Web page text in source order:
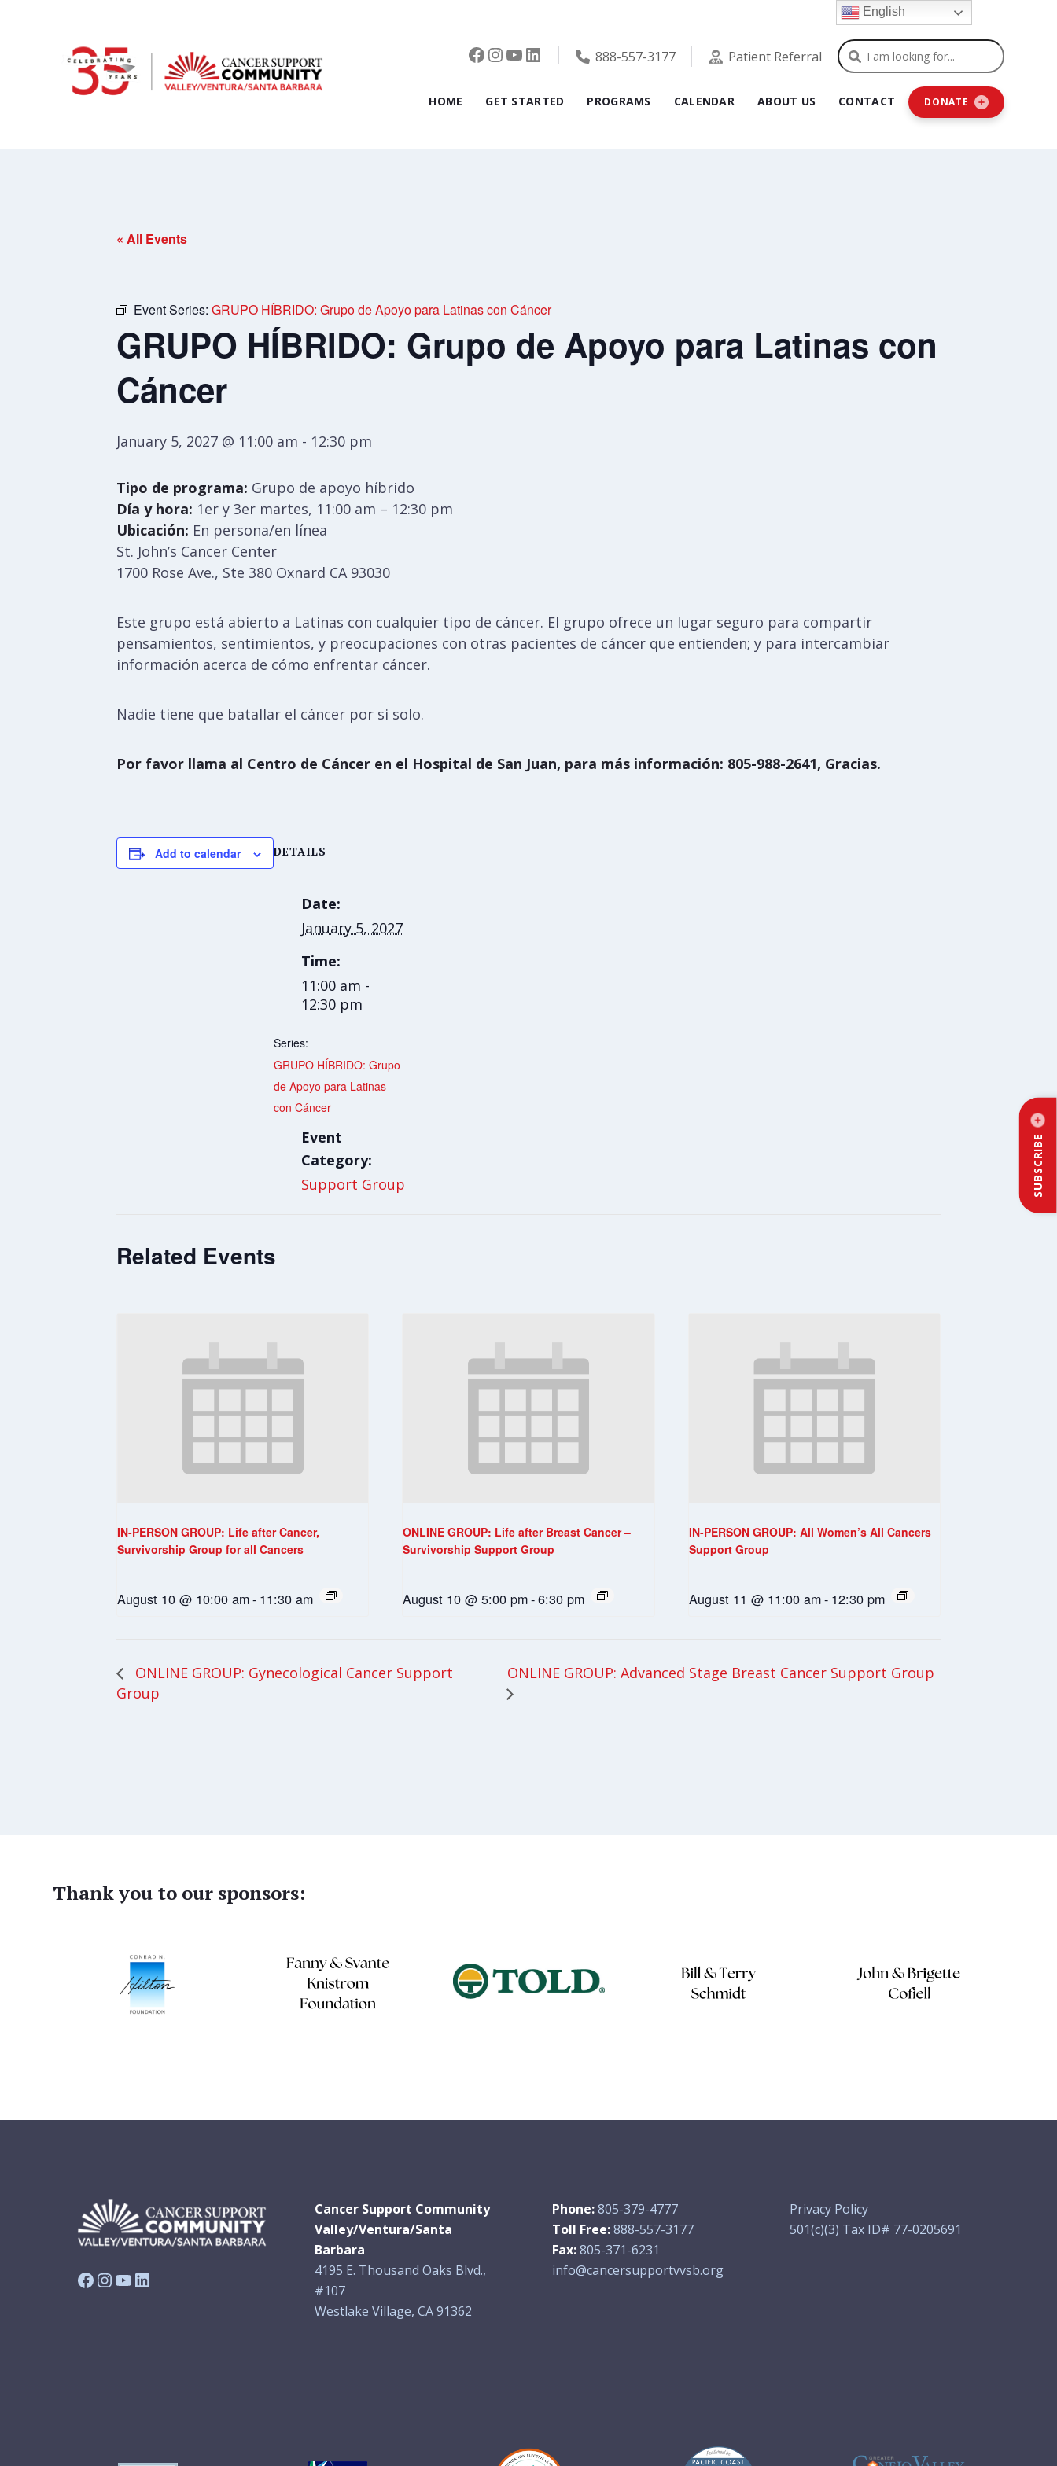
Facebook
Instagram
YouTube
LinkedIn888-557-3177 Patient Referral Search
HOME GET STARTED PROGRAMS CALENDAR ABOUT US CONTACT DONATE
SUBSCRIBE
« All Events
Event Series: GRUPO HÍBRIDO: Grupo de Apoyo para Latinas con Cáncer
GRUPO HÍBRIDO: Grupo de Apoyo para Latinas con
Cáncer
January 5, 2027 @ 11:00 am - 12:30 pm
Tipo de programa: Grupo de apoyo híbrido
Día y hora: 1er y 3er martes, 11:00 am – 12:30 pm
Ubicación: En persona/en línea
St. John’s Cancer Center
1700 Rose Ave., Ste 380 Oxnard CA 93030
Este grupo está abierto a Latinas con cualquier tipo de cáncer. El grupo ofrece un lugar seguro para compartir
pensamientos, sentimientos, y preocupaciones con otras pacientes de cáncer que entienden; y para intercambiar
información acerca de cómo enfrentar cáncer.
Nadie tiene que batallar el cáncer por si solo.
Por favor llama al Centro de Cáncer en el Hospital de San Juan, para más información: 805-988-2641, Gracias.
Add to calendar DETAILS
Date:
January 5, 2027
Time:
11:00 am -
12:30 pm
Series:
GRUPO HÍBRIDO: Grupo
de Apoyo para Latinas
con Cáncer
Event
Category:
Support Group
Related Events
IN-PERSON GROUP: Life after Cancer,
Survivorship Group for all Cancers
August 10 @ 10:00 am- 11:30 am
ONLINE GROUP: Life after Breast Cancer –
Survivorship Support Group
August 10 @ 5:00 pm-6:30 pm
IN-PERSON GROUP: All Women’s All Cancers
Support Group
August 11 @ 11:00 am- 12:30 pm
ONLINE GROUP: Gynecological Cancer Support
Group
ONLINE GROUP: Advanced Stage Breast Cancer Support Group
Thank you to our sponsors:
Facebook
Instagram
YouTube
LinkedIn
Cancer Support Community
Valley/Ventura/Santa
Barbara
4195 E. Thousand Oaks Blvd.,
#107
Westlake Village, CA 91362
Phone:805-379-4777
Toll Free:888-557-3177
Fax:805-371-6231
info@cancersupportvvsb.org
Privacy Policy
501(c)(3) Tax ID# 77-0205691
English